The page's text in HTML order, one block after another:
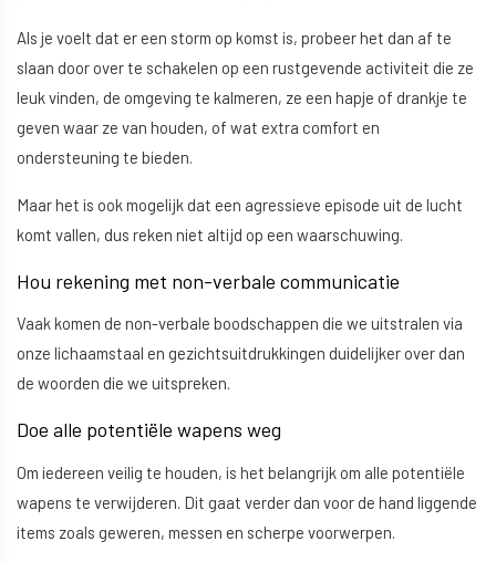
Als je voelt dat er een storm op komst is, probeer het dan af te
slaan door over te schakelen op een rustgevende activiteit die ze
leuk vinden, de omgeving te kalmeren, ze een hapje of drankje te
geven waar ze van houden, of wat extra comfort en
ondersteuning te bieden.
Maar het is ook mogelijk dat een agressieve episode uit de lucht
komt vallen, dus reken niet altijd op een waarschuwing.
Hou rekening met non-verbale communicatie
Vaak komen de non-verbale boodschappen die we uitstralen via
onze lichaamstaal en gezichtsuitdrukkingen duidelijker over dan
de woorden die we uitspreken.
Doe alle potentiële wapens weg
Om iedereen veilig te houden, is het belangrijk om alle potentiële
wapens te verwijderen. Dit gaat verder dan voor de hand liggende
items zoals geweren, messen en scherpe voorwerpen.